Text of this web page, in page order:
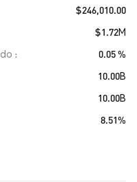
$246,010.00
$1.72M
0.05 %
10.00B
10.00B
8.51%